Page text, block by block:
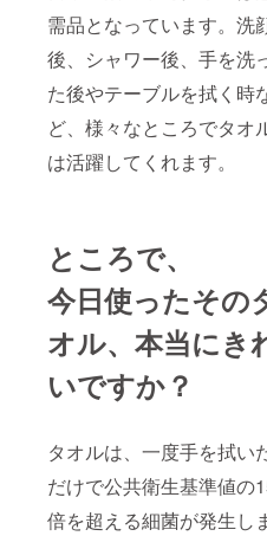
需品となっています。洗
後、シャワー後、手を洗
た後やテーブルを拭く時
ど、様々なところでタオ
は活躍してくれます。
ところで、
今日使ったその
オル、本当にき
いですか？
タオルは、一度手を拭い
だけで公共衛生基準値の
倍を超える細菌が発生し